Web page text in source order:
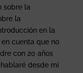
sobre la
la
en la
cuenta que no
con 20 años
desde mi